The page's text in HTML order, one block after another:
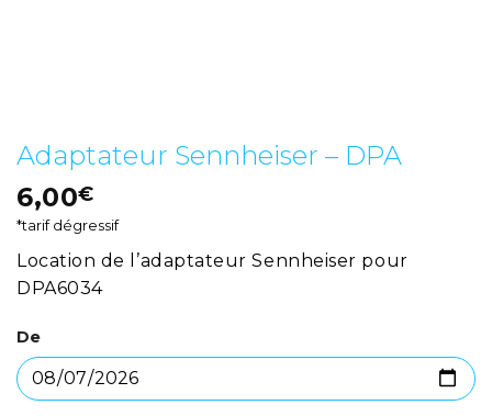
Adaptateur Sennheiser – DPA
6,00€
*tarif dégressif
Location de l’adaptateur Sennheiser pour
DPA6034
De